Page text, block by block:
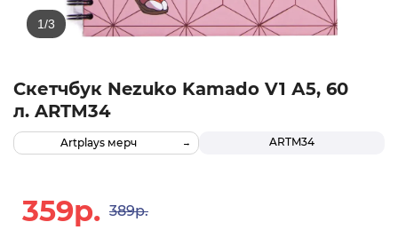
Скетчбук Nezuko Kamado V1 А5, 60
л. ARTM34
ARTM34
Artplays мерч
359р. 389р.